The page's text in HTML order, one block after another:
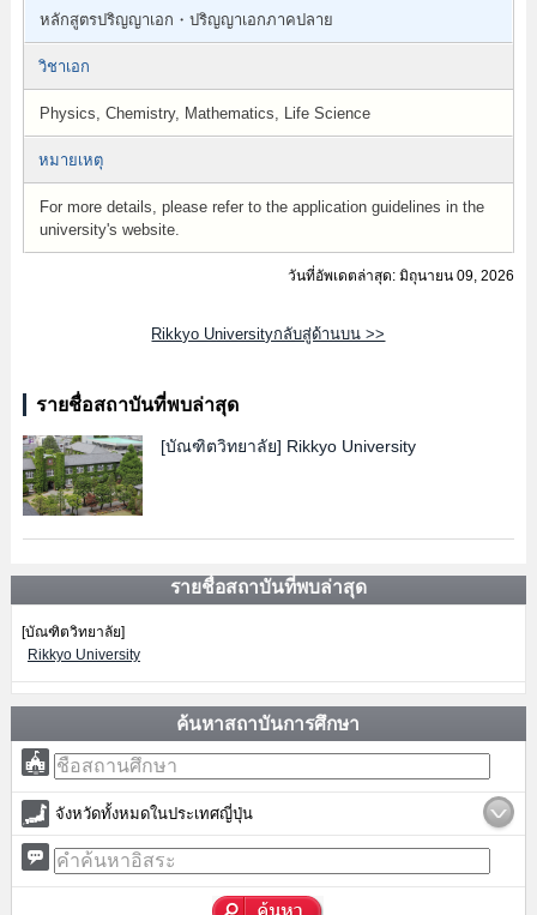
หลักสูตรปริญญาเอก・ปริญญาเอกภาคปลาย
วิชาเอก
Physics, Chemistry, Mathematics, Life Science
หมายเหตุ
For more details, please refer to the application guidelines in the
university's website.
วันที่อัพเดตล่าสุด: มิถุนายน 09, 2026
Rikkyo Universityกลับสู่ด้านบน >>
รายชื่อสถาบันที่พบล่าสุด
[บัณฑิตวิทยาลัย] Rikkyo University
รายชื่อสถาบันที่พบล่าสุด
[บัณฑิตวิทยาลัย]
Rikkyo University
ค้นหาสถาบันการศึกษา
จังหวัดทั้งหมดในประเทศญี่ปุ่น